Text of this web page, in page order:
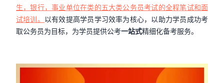
生，银行，事业单位在类的五大类公务员考试的全程笔试和面
试培训。 以有效提高学员学习效率为核心，以助力学员成功考
取公务员为目标，为学员提供公考一站式精细化备考服务。